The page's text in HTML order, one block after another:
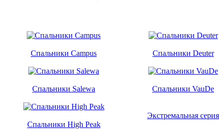
Спальники Campus Спальники Deuter
Спальники Salewa Спальники VauDe
Спальники High Peak
Экстремальная серия